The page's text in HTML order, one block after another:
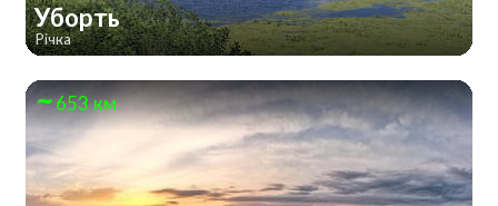
Уборть
Річка
653 км